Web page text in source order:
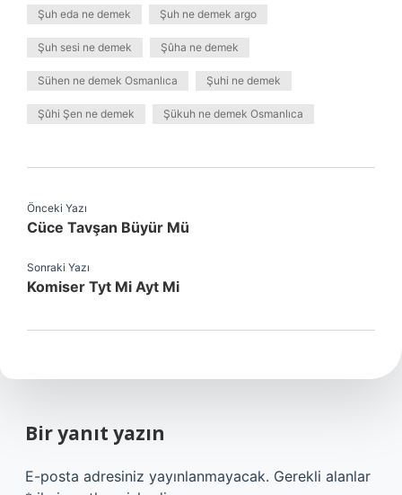
Şuh eda ne demek Şuh ne demek argo
Şuh sesi ne demek Şûha ne demek
Sühen ne demek Osmanlıca Şuhi ne demek
Şûhi Şen ne demek Şükuh ne demek Osmanlıca
Önceki Yazı
Cüce Tavşan Büyür Mü
Sonraki Yazı
Komiser Tyt Mi Ayt Mi
Bir yanıt yazın
E-posta adresiniz yayınlanmayacak. Gerekli alanlar